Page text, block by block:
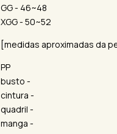
GG - 46~48
XGG - 50~52
[medidas aproximadas da
PP
busto -
cintura -
quadril -
manga -